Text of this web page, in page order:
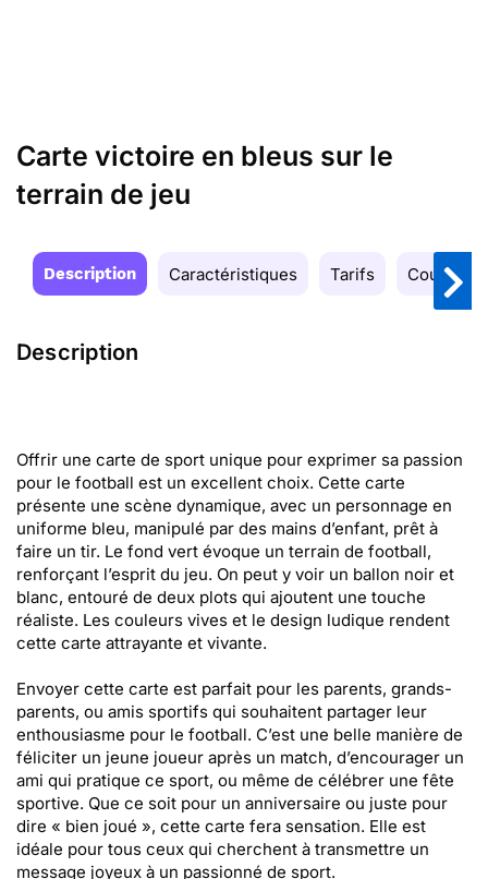
Carte victoire en bleus sur le
terrain de jeu
Description Caractéristiques Tarifs Couleurs
Description
Offrir une carte de sport unique pour exprimer sa passion
pour le football est un excellent choix. Cette carte
présente une scène dynamique, avec un personnage en
uniforme bleu, manipulé par des mains d’enfant, prêt à
faire un tir. Le fond vert évoque un terrain de football,
renforçant l’esprit du jeu. On peut y voir un ballon noir et
blanc, entouré de deux plots qui ajoutent une touche
réaliste. Les couleurs vives et le design ludique rendent
cette carte attrayante et vivante.
Envoyer cette carte est parfait pour les parents, grands-
parents, ou amis sportifs qui souhaitent partager leur
enthousiasme pour le football. C’est une belle manière de
féliciter un jeune joueur après un match, d’encourager un
ami qui pratique ce sport, ou même de célébrer une fête
sportive. Que ce soit pour un anniversaire ou juste pour
dire « bien joué », cette carte fera sensation. Elle est
idéale pour tous ceux qui cherchent à transmettre un
message joyeux à un passionné de sport.